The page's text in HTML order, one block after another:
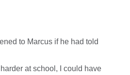
to Marcus if he had told
at school, I could have